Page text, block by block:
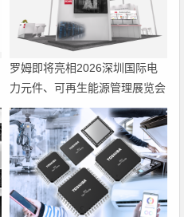
罗姆即将亮相2026深圳国际电
力元件、可再生能源管理展览会
暨研讨会